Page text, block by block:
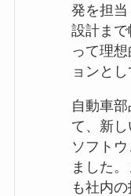
発を担当
設計まで
って理
ョンとし
自動車
て、新し
ソフト
ました
も社内